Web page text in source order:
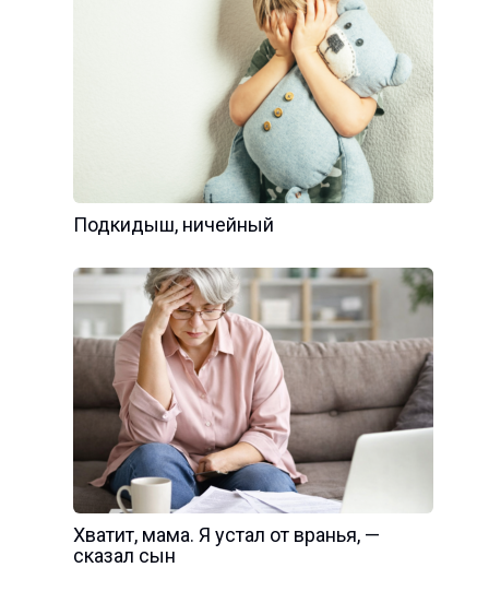
Подкидыш, ничейный
Хватит, мама. Я устал от вранья, —
сказал сын